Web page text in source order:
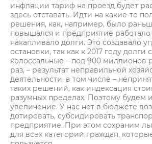
инфляции тариф на проезд будет
здесь отставать. Идти на какие-то
решения, как, например, было
повышался и предприятие работало
накапливало долги. Это создавало
остановки, так как к 2017 году долги
колоссальные – под 900 миллионов
раз, – результат неправильной
деятельности, в том числе –
таких решений, как индексация
разумных пределах. Поэтому будем
увеличение. У нас нет в бюджете
дотировать, субсидировать
предприятие. При этом сохраним
для всех категорий граждан,